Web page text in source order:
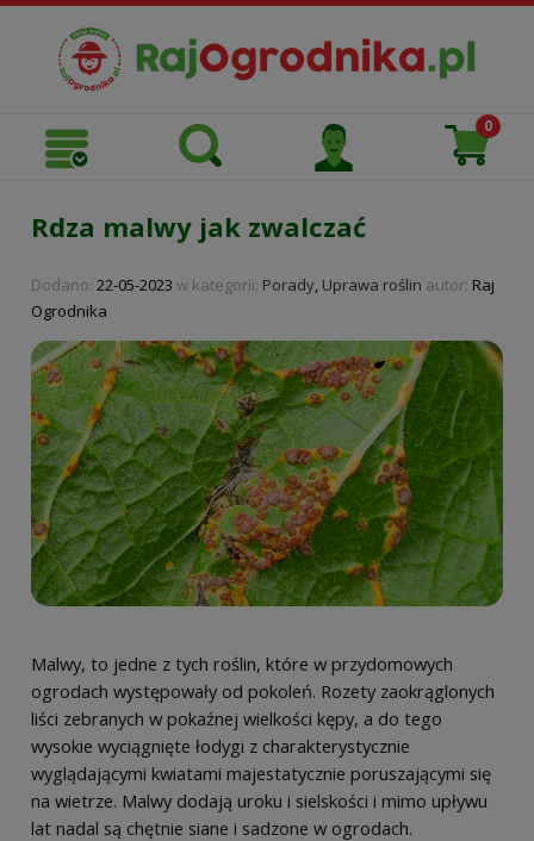
Rdza malwy jak zwalczać
Dodano: 22-05-2023 w kategorii: Porady, Uprawa roślin autor: Raj
Ogrodnika
Malwy, to jedne z tych roślin, które w przydomowych
ogrodach występowały od pokoleń. Rozety zaokrąglonych
liści zebranych w pokaźnej wielkości kępy, a do tego
wysokie wyciągnięte łodygi z charakterystycznie
wyglądającymi kwiatami majestatycznie poruszającymi się
na wietrze. Malwy dodają uroku i sielskości i mimo upływu
lat nadal są chętnie siane i sadzone w ogrodach.